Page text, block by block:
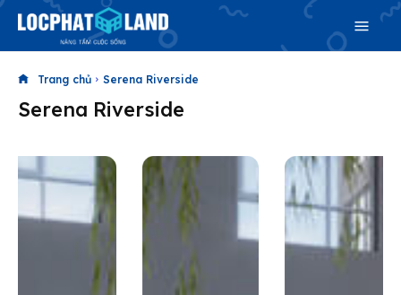
Phiên bản cập nhật V3
& tìm kiếm nhanh chóng hơn
Trang chủ
Trang chủ Serena Riverside
Serena Riverside